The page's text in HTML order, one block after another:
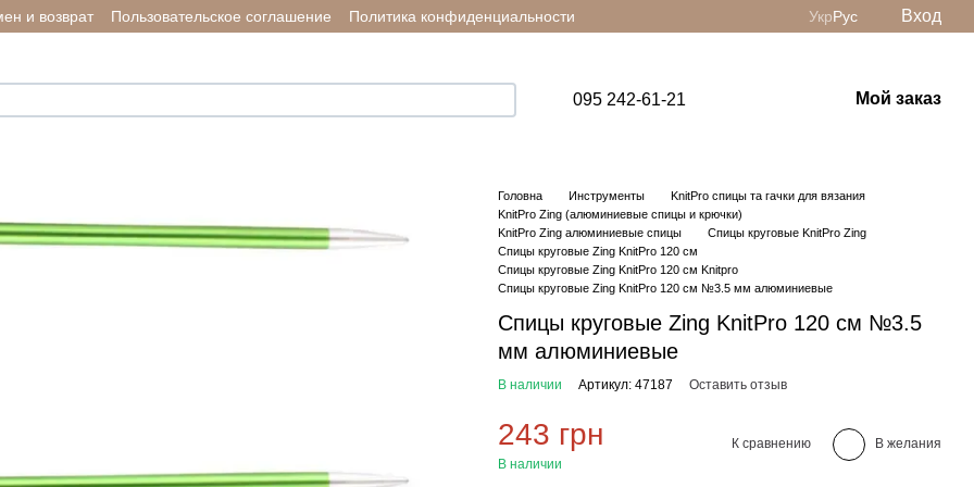
и возврат Пользовательское соглашение
Политика конфиденциальности
УкрРус Вход
095 242-61-21 Мой заказ
Головна Инструменты
KnitPro спицы та гачки для вязания
KnitPro Zing (алюминиевые спицы и крючки)
KnitPro Zing алюминиевые спицы
Спицы круговые KnitPro Zing
Спицы круговые Zing KnitPro 120 см
Спицы круговые Zing KnitPro 120 см Knitpro
Спицы круговые Zing KnitPro 120 см №3.5 мм алюминиевые
Спицы круговые Zing KnitPro 120 см №3.5
мм алюминиевые
В наличии Артикул: 47187 Оставить отзыв
243 грн
В наличии
К сравнению В желания